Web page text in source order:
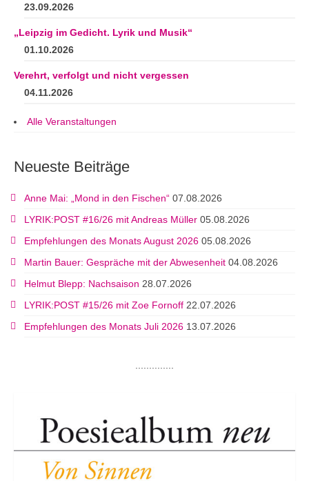
23.09.2026
„Leipzig im Gedicht. Lyrik und Musik“
01.10.2026
Verehrt, verfolgt und nicht vergessen
04.11.2026
Alle Veranstaltungen
Neueste Beiträge
Anne Mai: „Mond in den Fischen“ 07.08.2026
LYRIK:POST #16/26 mit Andreas Müller 05.08.2026
Empfehlungen des Monats August 2026 05.08.2026
Martin Bauer: Gespräche mit der Abwesenheit 04.08.2026
Helmut Blepp: Nachsaison 28.07.2026
LYRIK:POST #15/26 mit Zoe Fornoff 22.07.2026
Empfehlungen des Monats Juli 2026 13.07.2026